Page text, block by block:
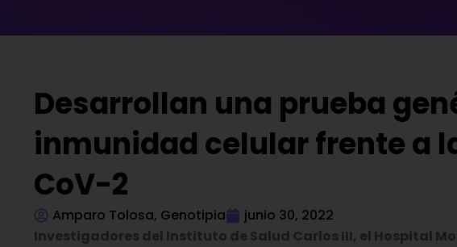
Desarrollan una prueba
inmunidad celular frente a
CoV-2
Amparo Tolosa, Genotipia
junio 30, 2022
Investigadores del Instituto de Salud Carlos III, el Hospital